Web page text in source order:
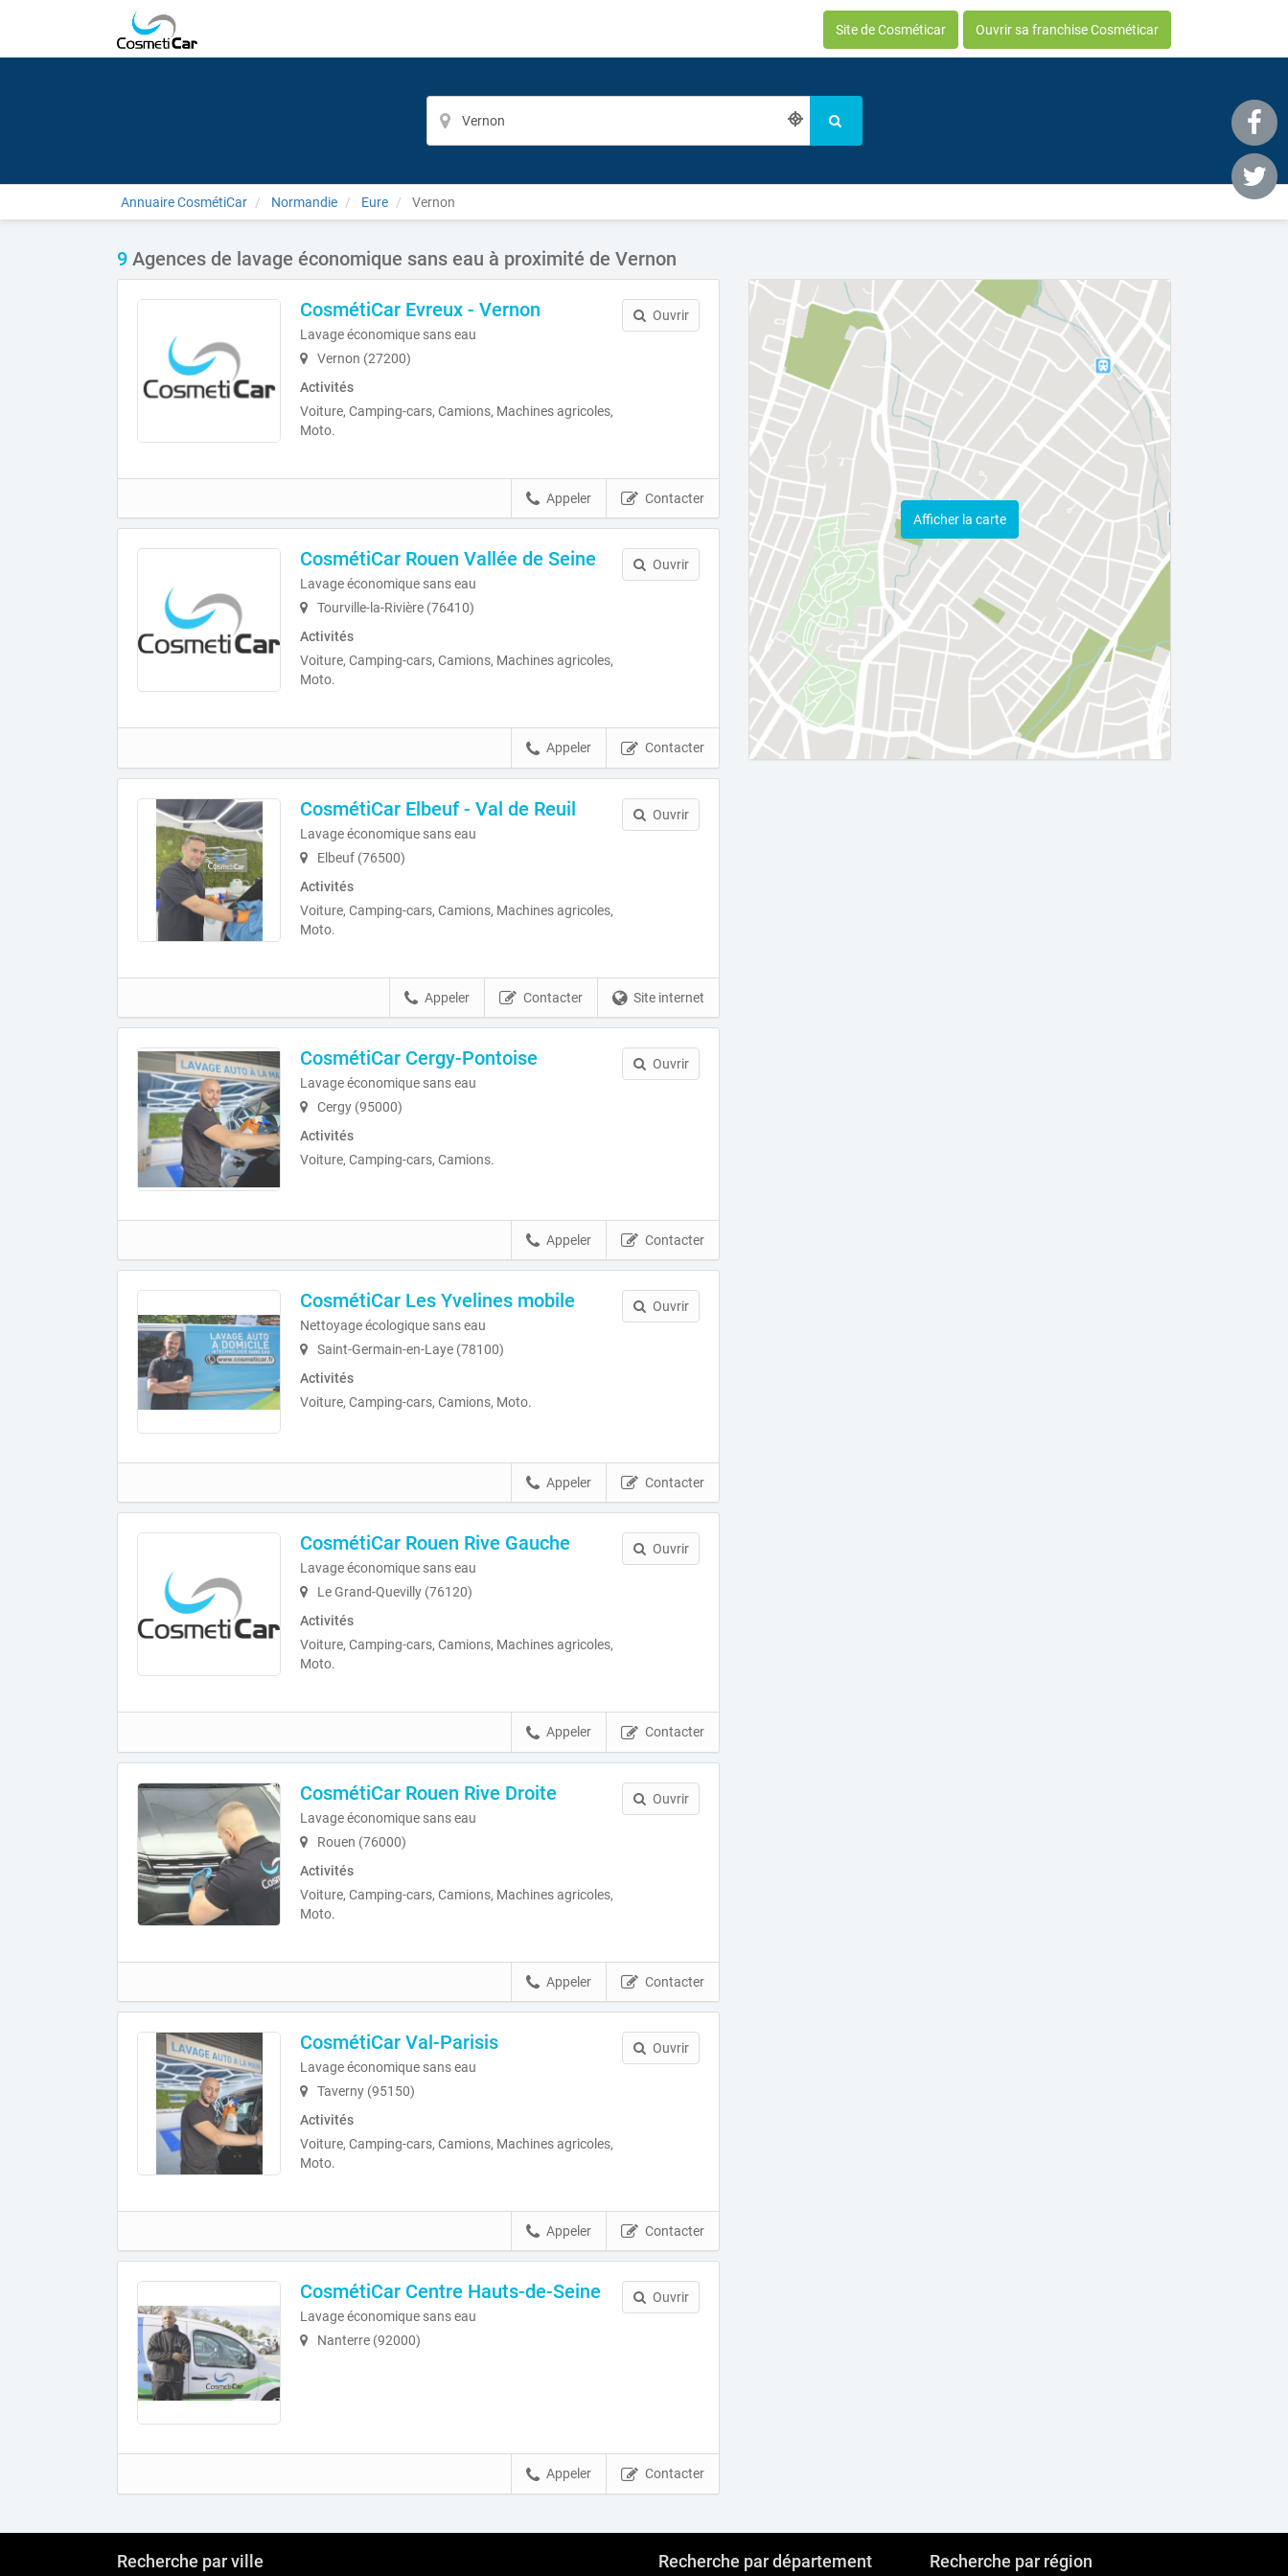
Site de Cosméticar Ouvrir sa franchise Cosméticar
Annuaire CosmétiCar Normandie Eure Vernon
9 Agences de lavage économique sans eau à proximité de Vernon
CosmétiCar Evreux - Vernon
Lavage économique sans eau
Vernon (27200)
Activités
Voiture, Camping-cars, Camions, Machines agricoles,
Moto.
Ouvrir
Contacter
Appeler
CosmétiCar Rouen Vallée de Seine
Lavage économique sans eau
Tourville-la-Rivière (76410)
Activités
Voiture, Camping-cars, Camions, Machines agricoles,
Moto.
Ouvrir
Contacter
Appeler
CosmétiCar Elbeuf - Val de Reuil
Lavage économique sans eau
Elbeuf (76500)
Activités
Voiture, Camping-cars, Camions, Machines agricoles,
Moto.
Ouvrir
Site internet
Contacter
Appeler
CosmétiCar Cergy-Pontoise
Lavage économique sans eau
Cergy (95000)
Activités
Voiture, Camping-cars, Camions.
Ouvrir
Contacter
Appeler
CosmétiCar Les Yvelines mobile
Nettoyage écologique sans eau
Saint-Germain-en-Laye (78100)
Activités
Voiture, Camping-cars, Camions, Moto.
Ouvrir
Contacter
Appeler
CosmétiCar Rouen Rive Gauche
Lavage économique sans eau
Le Grand-Quevilly (76120)
Activités
Voiture, Camping-cars, Camions, Machines agricoles,
Moto.
Ouvrir
Contacter
Appeler
CosmétiCar Rouen Rive Droite
Lavage économique sans eau
Rouen (76000)
Activités
Voiture, Camping-cars, Camions, Machines agricoles,
Moto.
Ouvrir
Contacter
Appeler
CosmétiCar Val-Parisis
Lavage économique sans eau
Taverny (95150)
Activités
Voiture, Camping-cars, Camions, Machines agricoles,
Moto.
Ouvrir
Contacter
Appeler
CosmétiCar Centre Hauts-de-Seine
Lavage économique sans eau
Nanterre (92000)
Ouvrir
Contacter
Appeler
Afficher la carte
Recherche par ville Recherche par département Recherche par région